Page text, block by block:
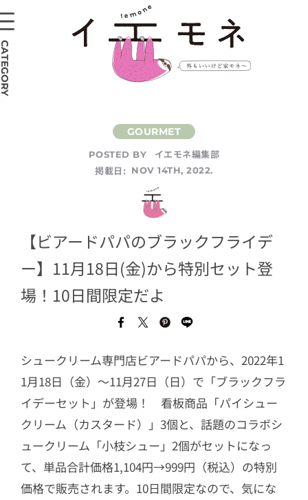
POSTED BY
イエモネ編集部
掲載日:
NOV 14TH, 2022.
【ビアードパパのブラックフライデ
ー】11月18日(金)から特別セット登
場！10日間限定だよ
シュークリーム専門店ビアードパパから、2022年1
1月18日（金）～11月27日（日）で「ブラックフラ
イデーセット」が登場！ 看板商品「パイシュー
クリーム（カスタード）」3個と、話題のコラボシ
ュークリーム「小枝シュー」2個がセットになっ
て、単品合計価格1,104円→999円（税込）の特別
価格で販売されます。10日間限定なので、気にな